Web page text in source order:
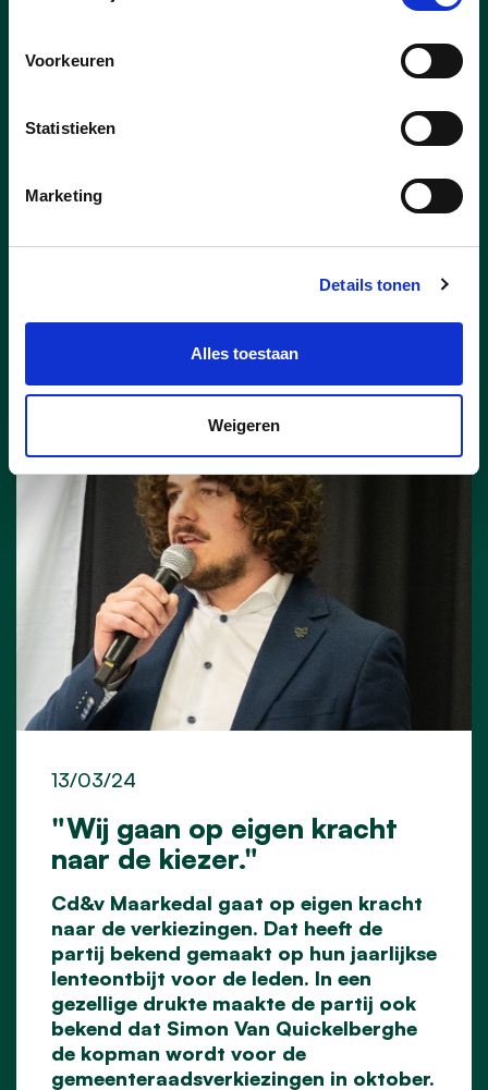
Voorkeuren
Statistieken
Marketing
Details tonen
Alles toestaan
Weigeren
voorbij, het stof is gaan liggen en het
wordt de volgende jaren bestuurd door
een coalitie van N-VA en cd&v. N-VA is de
en haalde een absolute meerderheid. De
afgelopen week werd echter duidelijk dat
vormen met een groter draagvlak.
lees meer
"Wij gaan op eigen kracht
naar de kiezer."
13/03/24
Cd&v Maarkedal gaat op eigen kracht
naar de verkiezingen. Dat heeft de
partij bekend gemaakt op hun jaarlijkse
lenteontbijt voor de leden. In een
gezellige drukte maakte de partij ook
bekend dat Simon Van Quickelberghe
de kopman wordt voor de
gemeenteraadsverkiezingen in oktober.